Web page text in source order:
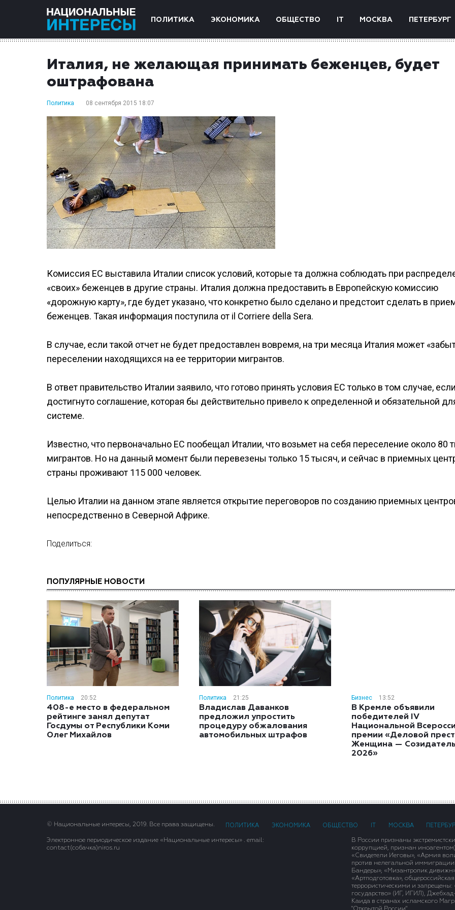
ПОЛИТИКА ЭКОНОМИКА ОБЩЕСТВО IT МОСКВА ПЕТЕРБУРГ
Италия, не желающая принимать беженцев, будет
оштрафована
Политика 08 сентября 2015 18:07
Комиссия ЕС выставила Италии список условий, которые та должна соблюдать при
«своих» беженцев в другие страны. Италия должна предоставить в Европейскую комиссию
«дорожную карту», где будет указано, что конкретно было сделано и предстоит сделать в
беженцев. Такая информация поступила от il Corriere della Sera.
В случае, если такой отчет не будет предоставлен вовремя, на три месяца Италия может
переселении находящихся на ее территории мигрантов.
В ответ правительство Италии заявило, что готово принять условия ЕС только в том случае,
достигнуто соглашение, которая бы действительно привело к определенной и обязательной
системе.
Известно, что первоначально ЕС пообещал Италии, что возьмет на себя переселение около 80
мигрантов. Но на данный момент были перевезены только 15 тысяч, и сейчас в приемных
страны проживают 115 000 человек.
Целью Италии на данном этапе является открытие переговоров по созданию приемных
непосредственно в Северной Африке.
Поделиться:
ПОПУЛЯРНЫЕ НОВОСТИ
Политика 20:52
408-е место в федеральном
рейтинге занял депутат
Госдумы от Республики Коми
Олег Михайлов
Политика 21:25
Владислав Даванков
предложил упростить
процедуру обжалования
автомобильных штрафов
Бизнес 13:52
В Кремле объявили
победителей IV
Национальной
премии «Деловой
Женщина —
2026»
© Национальные интересы, 2019. Все права защищены. ПОЛИТИКА ЭКОНОМИКА ОБЩЕСТВО МОСКВА
Электронное периодическое издание «Национальные интересы» . email:
contact(сoбaчка)niros.ru
В России признаны
коррупцией, признан
«Свидетели Иеговы», «Армия
против нелегальной
Бандеры», «Мизантропик
«Артподготовка»,
террористическими и
государство» (ИГ, ИГИЛ),
Каида в странах исламского